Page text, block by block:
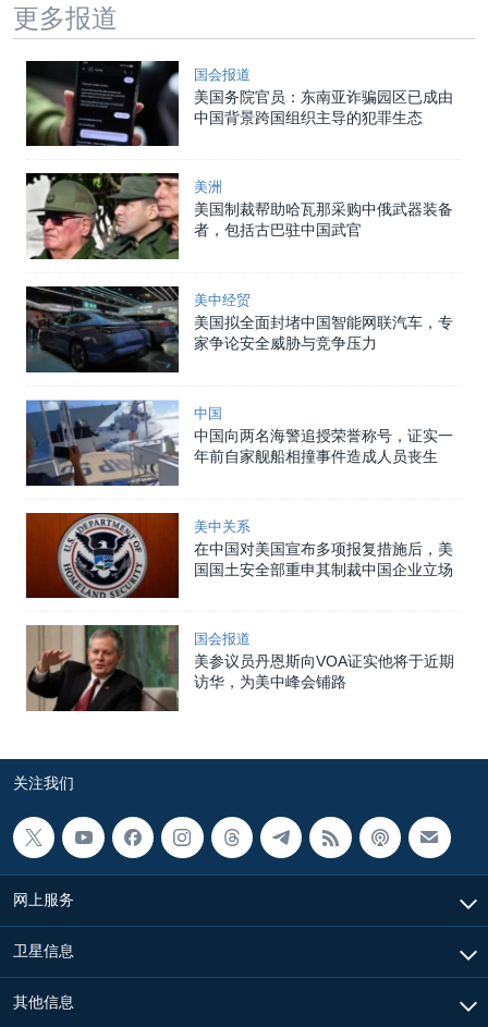
更多报道
国会报道
美国务院官员：东南亚诈骗园区已成由
中国背景跨国组织主导的犯罪生态
美洲
美国制裁帮助哈瓦那采购中俄武器装备
者，包括古巴驻中国武官
美中经贸
美国拟全面封堵中国智能网联汽车，专
家争论安全威胁与竞争压力
中国
中国向两名海警追授荣誉称号，证实一
年前自家舰船相撞事件造成人员丧生
美中关系
在中国对美国宣布多项报复措施后，美
国国土安全部重申其制裁中国企业立场
国会报道
美参议员丹恩斯向VOA证实他将于近期
访华，为美中峰会铺路
关注我们
网上服务
卫星信息
其他信息